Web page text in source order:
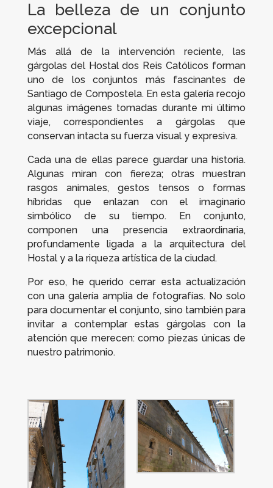
La belleza de un conjunto
excepcional
Más allá de la intervención reciente, las
gárgolas del Hostal dos Reis Católicos forman
uno de los conjuntos más fascinantes de
Santiago de Compostela. En esta galería recojo
algunas imágenes tomadas durante mi último
viaje, correspondientes a gárgolas que
conservan intacta su fuerza visual y expresiva.
Cada una de ellas parece guardar una historia.
Algunas miran con fiereza; otras muestran
rasgos animales, gestos tensos o formas
híbridas que enlazan con el imaginario
simbólico de su tiempo. En conjunto,
componen una presencia extraordinaria,
profundamente ligada a la arquitectura del
Hostal y a la riqueza artística de la ciudad.
Por eso, he querido cerrar esta actualización
con una galería amplia de fotografías. No solo
para documentar el conjunto, sino también para
invitar a contemplar estas gárgolas con la
atención que merecen: como piezas únicas de
nuestro patrimonio.